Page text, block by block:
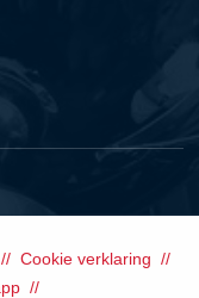
Cookie verklaring